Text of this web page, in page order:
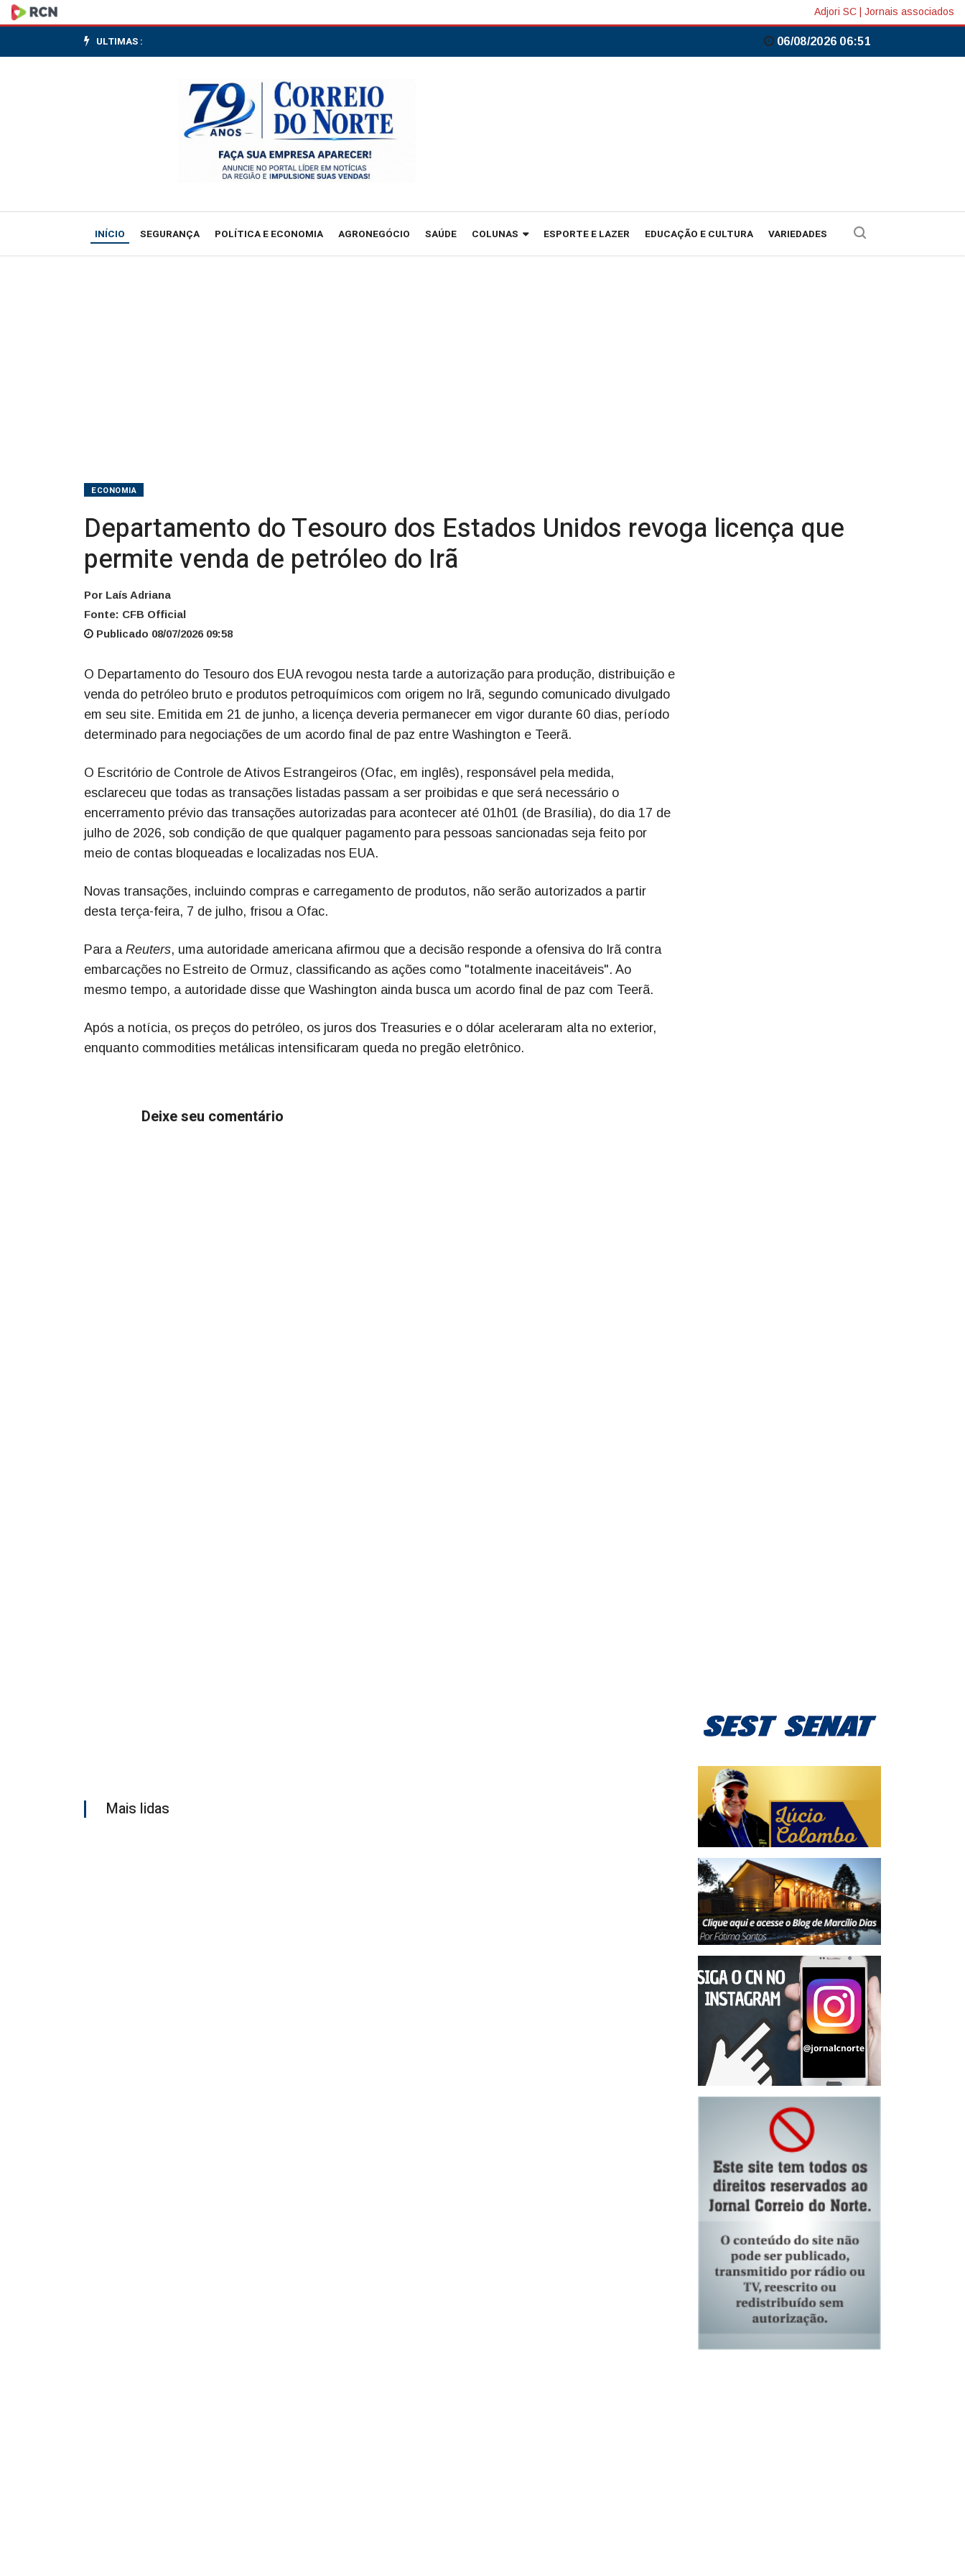
Departamento
do
revoga
Adjori SC Jornais associados
ULTIMAS : 06/08/2026 06:51
INÍCIO SEGURANÇA POLÍTICA E ECONOMIA AGRONEGÓCIO SAÚDE COLUNAS ESPORTE E LAZER EDUCAÇÃO E CULTURA VARIEDADES
ECONOMIA
Departamento do Tesouro dos Estados Unidos revoga licença que
permite venda de petróleo do Irã
Por Laís Adriana
Fonte: CFB Official
Publicado 08/07/2026 09:58
O Departamento do Tesouro dos EUA revogou nesta tarde a autorização para produção, distribuição e
venda do petróleo bruto e produtos petroquímicos com origem no Irã, segundo comunicado divulgado
em seu site. Emitida em 21 de junho, a licença deveria permanecer em vigor durante 60 dias, período
determinado para negociações de um acordo final de paz entre Washington e Teerã.
O Escritório de Controle de Ativos Estrangeiros (Ofac, em inglês), responsável pela medida,
esclareceu que todas as transações listadas passam a ser proibidas e que será necessário o
encerramento prévio das transações autorizadas para acontecer até 01h01 (de Brasília), do dia 17 de
julho de 2026, sob condição de que qualquer pagamento para pessoas sancionadas seja feito por
meio de contas bloqueadas e localizadas nos EUA.
Novas transações, incluindo compras e carregamento de produtos, não serão autorizados a partir
desta terça-feira, 7 de julho, frisou a Ofac.
Para a Reuters, uma autoridade americana afirmou que a decisão responde a ofensiva do Irã contra
embarcações no Estreito de Ormuz, classificando as ações como "totalmente inaceitáveis". Ao
mesmo tempo, a autoridade disse que Washington ainda busca um acordo final de paz com Teerã.
Após a notícia, os preços do petróleo, os juros dos Treasuries e o dólar aceleraram alta no exterior,
enquanto commodities metálicas intensificaram queda no pregão eletrônico.
Deixe seu comentário
Mais lidas